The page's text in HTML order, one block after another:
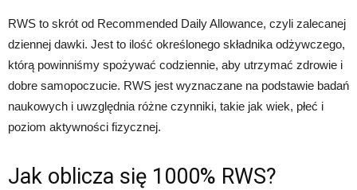
RWS to skrót od Recommended Daily Allowance, czyli zalecanej
dziennej dawki. Jest to ilość określonego składnika odżywczego,
którą powinniśmy spożywać codziennie, aby utrzymać zdrowie i
dobre samopoczucie. RWS jest wyznaczane na podstawie badań
naukowych i uwzględnia różne czynniki, takie jak wiek, płeć i
poziom aktywności fizycznej.
Jak oblicza się 1000% RWS?